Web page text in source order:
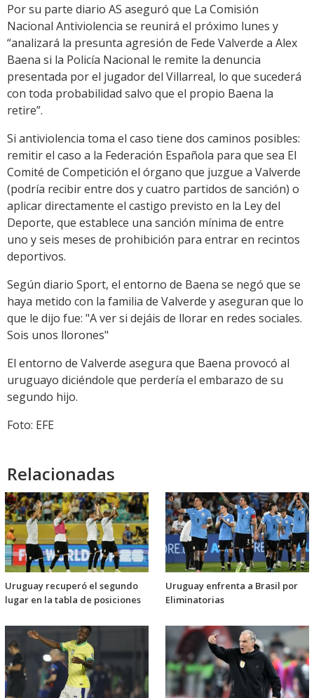
Por su parte diario AS aseguró que La Comisión
Nacional Antiviolencia se reunirá el próximo lunes y
“analizará la presunta agresión de Fede Valverde a Alex
Baena si la Policía Nacional le remite la denuncia
presentada por el jugador del Villarreal, lo que sucederá
con toda probabilidad salvo que el propio Baena la
retire”.
Si antiviolencia toma el caso tiene dos caminos posibles:
remitir el caso a la Federación Española para que sea El
Comité de Competición el órgano que juzgue a Valverde
(podría recibir entre dos y cuatro partidos de sanción) o
aplicar directamente el castigo previsto en la Ley del
Deporte, que establece una sanción mínima de entre
uno y seis meses de prohibición para entrar en recintos
deportivos.
Según diario Sport, el entorno de Baena se negó que se
haya metido con la familia de Valverde y aseguran que lo
que le dijo fue: "A ver si dejáis de llorar en redes sociales.
Sois unos llorones"
El entorno de Valverde asegura que Baena provocó al
uruguayo diciéndole que perdería el embarazo de su
segundo hijo.
Foto: EFE
Relacionadas
Uruguay recuperó el segundo
lugar en la tabla de posiciones
Uruguay enfrenta a Brasil por
Eliminatorias